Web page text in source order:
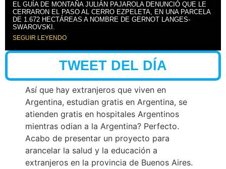
EL GUÍA DE MONTAÑA JULIÁN PAJAROLA DENUNCIÓ QUE LE
CERRARON EL PASO AL CERRO EZPELETA, EN UNA PARCELA
DE 1.672 HECTÁREAS A NOMBRE DE GERNOT LANGES-
SWAROVSKI.
SEGUIR LEYENDO
TWEET DEL DÍA
Así que hay extranjeros que viven en
Argentina, estudian gratis en Argentina, se
atienden gratis en hospitales Argentinos
mientras odian a la Argentina? Perfecto.
Acabo de presentar un proyecto para
arancelar la salud y la educación a
extranjeros en la provincia de Buenos Aires.